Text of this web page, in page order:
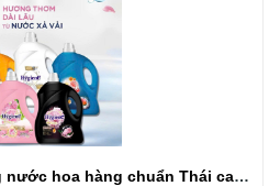
Nước xả Hygiene hương nước hoa hàng chuẩn Thái can 3L3